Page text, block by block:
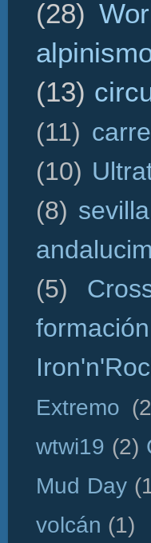
(28)
(13)
(11)
(10)
(8) sevilla
(5)
formación
Extremo
wtwi19 (2)
Mud Day
volcán (1)